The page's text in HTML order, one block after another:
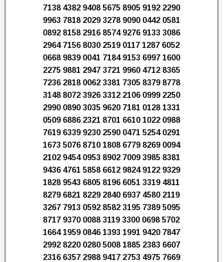
7138 4382 9408 5675 8905 9192 2290
9963 7818 2029 3278 9090 0442 0581
0892 8158 2916 8574 9276 9133 3086
2964 7156 8030 2519 0117 1287 6052
0668 9839 0041 7184 9153 6997 1600
2275 9881 2947 3721 9960 4712 8365
7236 2818 0062 3381 7305 8379 8778
3148 8072 3926 3312 2106 0999 2250
2990 0890 3035 9620 7181 0128 1331
0509 6886 2321 8701 6610 1022 0988
7619 6339 9230 2590 0471 5254 0291
1673 5076 8710 1808 6779 8269 0094
2102 9454 0953 8902 7009 3985 8381
9436 4761 5858 6612 9824 9122 9329
1828 9543 6805 8196 6051 3319 4811
8279 6821 8229 2840 6937 4580 2119
3267 7913 0592 8582 3195 7389 5095
8717 9370 0088 3119 3300 0698 5702
1664 1959 0846 1393 1991 9420 7847
2992 8220 0280 5008 1885 2383 6607
2316 6357 2988 9417 2753 4975 7669